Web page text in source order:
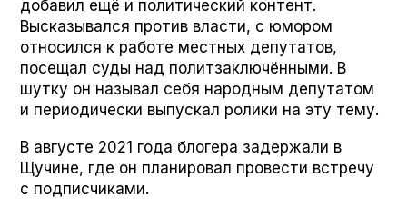
добавил ещё и политический контент.
Высказывался против власти, с юмором
относился к работе местных депутатов,
посещал суды над политзаключёнными. В
шутку он называл себя народным депутатом
и периодически выпускал ролики на эту тему.
В августе 2021 года блогера задержали в
Щучине, где он планировал провести встречу
с подписчиками.